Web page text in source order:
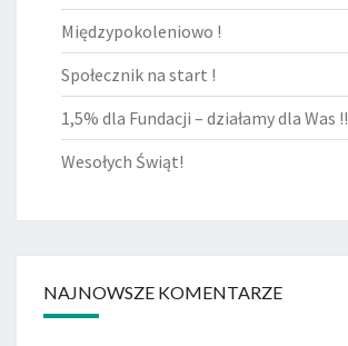
Międzypokoleniowo !
Społecznik na start !
1,5% dla Fundacji – działamy dla Was !!
Wesołych Świąt!
NAJNOWSZE KOMENTARZE